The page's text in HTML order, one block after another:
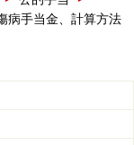
ことになったと
。「もしものと
、どのくらいの
病手当金、計算方法